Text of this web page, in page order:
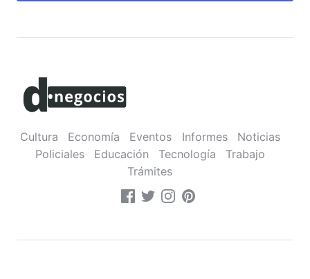
Cultura Economía Eventos Informes
Noticias
Policiales
Educación Tecnología
Trabajo
Trámites